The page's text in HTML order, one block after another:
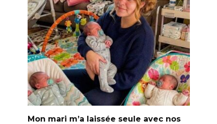
Mon mari m’a laissée seule avec nos